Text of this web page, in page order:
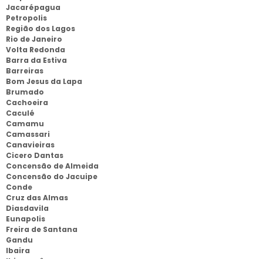
Jacarépagua
Petropolis
Região dos Lagos
Rio de Janeiro
Volta Redonda
Barra da Estiva
Barreiras
Bom Jesus da Lapa
Brumado
Cachoeira
Caculé
Camamu
Camassari
Canavieiras
Cicero Dantas
Concensão de Almeida
Concensão do Jacuipe
Conde
Cruz das Almas
Diasdavila
Eunapolis
Freira de Santana
Gandu
Ibaira